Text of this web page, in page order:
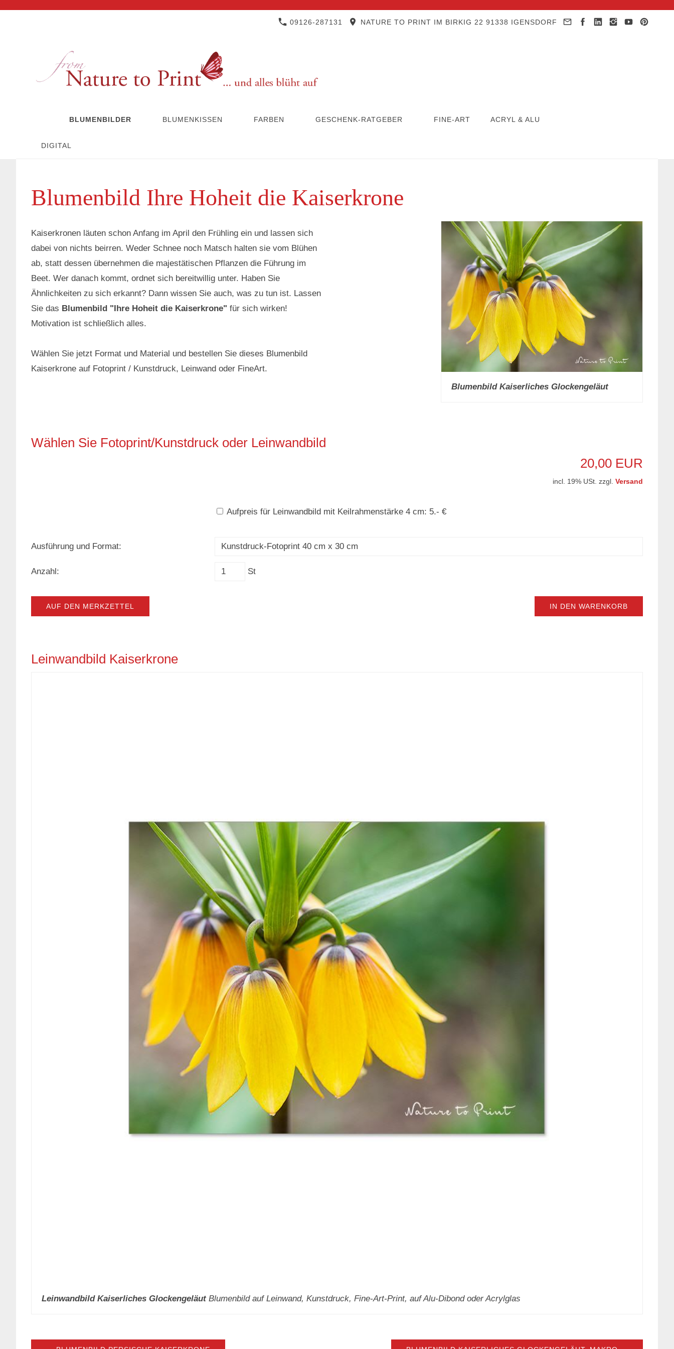
09126-287131 NATURE TO PRINT IM BIRKIG 22 91338 IGENSDORF
BLUMENBILDER BLUMENKISSEN FARBEN GESCHENK-RATGEBER FINE-ART ACRYL & ALU
DIGITAL
Blumenbild Ihre Hoheit die Kaiserkrone
Blumenbild Kaiserliches Glockengeläut
Kaiserkronen läuten schon Anfang im April den Frühling ein und lassen sich
dabei von nichts beirren. Weder Schnee noch Matsch halten sie vom Blühen
ab, statt dessen übernehmen die majestätischen Pflanzen die Führung im
Beet. Wer danach kommt, ordnet sich bereitwillig unter. Haben Sie
Ähnlichkeiten zu sich erkannt? Dann wissen Sie auch, was zu tun ist. Lassen
Sie das Blumenbild "Ihre Hoheit die Kaiserkrone" für sich wirken!
Motivation ist schließlich alles.
Wählen Sie jetzt Format und Material und bestellen Sie dieses Blumenbild
Kaiserkrone auf Fotoprint / Kunstdruck, Leinwand oder FineArt.
Wählen Sie Fotoprint/Kunstdruck oder Leinwandbild
20,00 EUR
incl. 19% USt. zzgl. Versand
Aufpreis für Leinwandbild mit Keilrahmenstärke 4 cm: 5.- €
Ausführung und Format:
Anzahl: St
IN DEN WARENKORB
AUF DEN MERKZETTEL
Leinwandbild Kaiserkrone
Leinwandbild Kaiserliches GlockengeläutBlumenbild auf Leinwand, Kunstdruck, Fine-Art-Print, auf Alu-Dibond oder Acrylglas